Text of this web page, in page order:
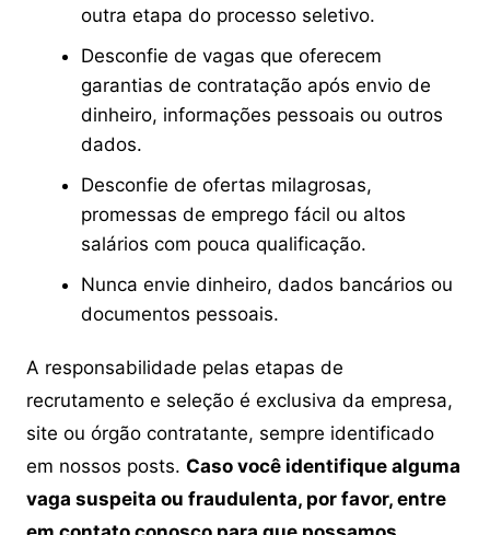
outra etapa do processo seletivo.
Desconfie de vagas que oferecem
garantias de contratação após envio de
dinheiro, informações pessoais ou outros
dados.
Desconfie de ofertas milagrosas,
promessas de emprego fácil ou altos
salários com pouca qualificação.
Nunca envie dinheiro, dados bancários ou
documentos pessoais.
A responsabilidade pelas etapas de
recrutamento e seleção é exclusiva da empresa,
site ou órgão contratante, sempre identificado
em nossos posts. Caso você identifique alguma
vaga suspeita ou fraudulenta, por favor, entre